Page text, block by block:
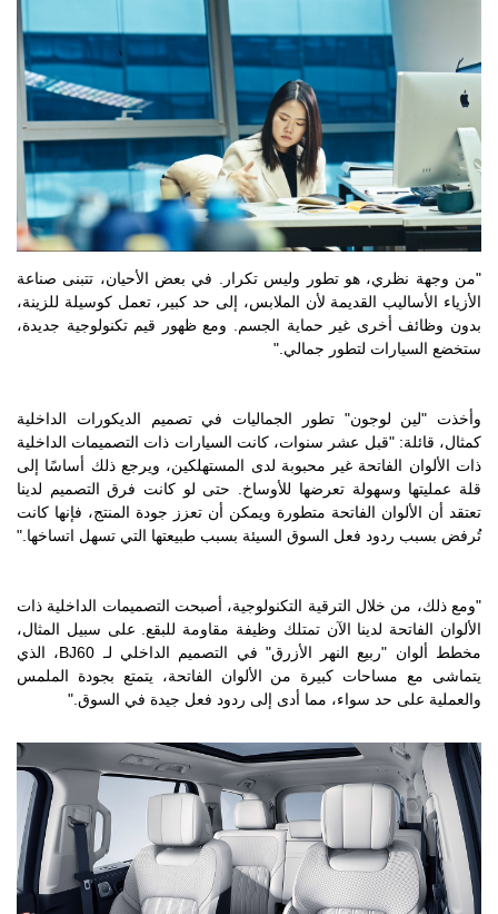
"من وجهة نظري، هو تطور وليس تكرار. في بعض الأحيان، تتبنى صناعة
الأزياء الأساليب القديمة لأن الملابس، إلى حد كبير، تعمل كوسيلة للزينة،
بدون وظائف أخرى غير حماية الجسم. ومع ظهور قيم تكنولوجية جديدة،
ستخضع السيارات لتطور جمالي."
وأخذت "لين لوجون" تطور الجماليات في تصميم الديكورات الداخلية
كمثال، قائلة: "قبل عشر سنوات، كانت السيارات ذات التصميمات الداخلية
ذات الألوان الفاتحة غير محبوبة لدى المستهلكين، ويرجع ذلك أساسًا إلى
قلة عمليتها وسهولة تعرضها للأوساخ. حتى لو كانت فرق التصميم لدينا
تعتقد أن الألوان الفاتحة متطورة ويمكن أن تعزز جودة المنتج، فإنها كانت
تُرفض بسبب ردود فعل السوق السيئة بسبب طبيعتها التي تسهل اتساخها."
"ومع ذلك، من خلال الترقية التكنولوجية، أصبحت التصميمات الداخلية ذات
الألوان الفاتحة لدينا الآن تمتلك وظيفة مقاومة للبقع. على سبيل المثال،
مخطط ألوان "ربيع النهر الأزرق" في التصميم الداخلي لـ BJ60، الذي
يتماشى مع مساحات كبيرة من الألوان الفاتحة، يتمتع بجودة الملمس
والعملية على حد سواء، مما أدى إلى ردود فعل جيدة في السوق."